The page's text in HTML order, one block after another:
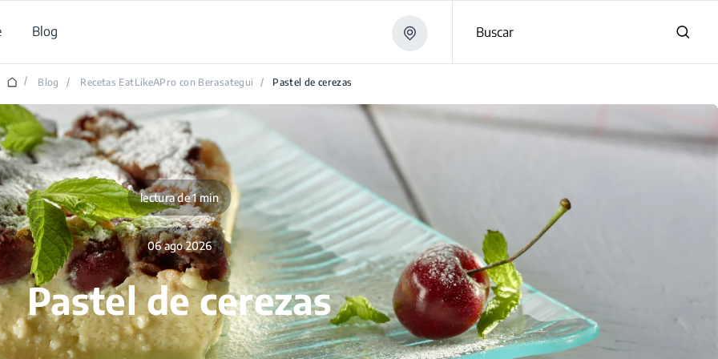
Blog Buscar
/ Blog / Recetas EatLikeAPro con Berasategui / Pastel de cerezas
lectura de 1 min
06 ago 2026
Pastel de cerezas